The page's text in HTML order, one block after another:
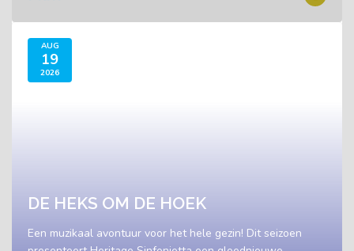
AUG
19
2026
DE HEKS OM DE HOEK
Een muzikaal avontuur voor het hele gezin! Dit seizoen